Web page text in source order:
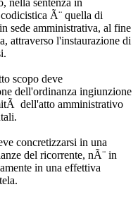
nella sentenza in
Ã¨ quella di
sede amministrativa, al fine
attraverso l'instaurazione di
scopo deve
dell'ordinanza ingiunzione
dell'atto amministrativo
concretizzarsi in una
del ricorrente, nÃ¨ in
in una effettiva